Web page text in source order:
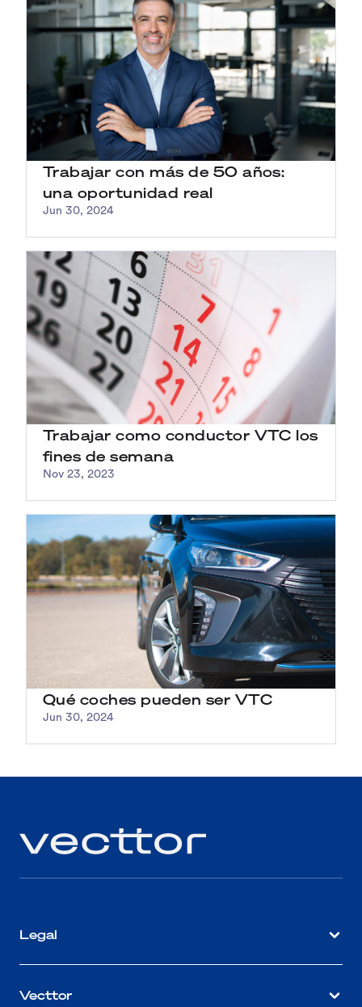
Trabajar con más de 50 años:
una oportunidad real
Jun 30, 2024
Trabajar como conductor VTC los
fines de semana
Nov 23, 2023
Qué coches pueden ser VTC
Jun 30, 2024
Legal
Vecttor